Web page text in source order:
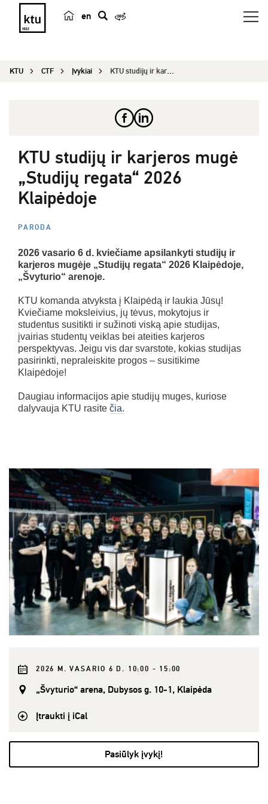
en
e
KTU CTF Įvykiai KTU studijų ir karjeros mugė „Studijų regata“ 20...
KTU studijų ir karjeros mugė
„Studijų regata“ 2026
Klaipėdoje
PARODA
2026 vasario 6 d. kviečiame apsilankyti studijų ir
karjeros mugėje „Studijų regata“ 2026 Klaipėdoje,
„Švyturio“ arenoje.
KTU komanda atvyksta į Klaipėdą ir laukia Jūsų!
Kviečiame moksleivius, jų tėvus, mokytojus ir
studentus susitikti ir sužinoti viską apie studijas,
įvairias studentų veiklas bei ateities karjeros
perspektyvas. Jeigu vis dar svarstote, kokias studijas
pasirinkti, nepraleiskite progos – susitikime
Klaipėdoje!
Daugiau informacijos apie studijų muges, kuriose
dalyvauja KTU rasite čia.
2026 M. VASARIO 6 D. 10:00 - 15:00
„Švyturio“ arena, Dubysos g. 10-1, Klaipėda
Įtraukti į iCal
Pasiūlyk įvykį!